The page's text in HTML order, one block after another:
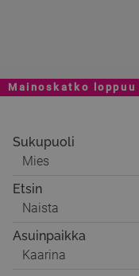
Mainoskatko loppuu
Sukupuoli
Mies
Etsin
Naista
Asuinpaikka
Kaarina